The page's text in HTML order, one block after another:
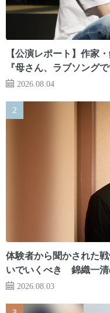
【公演レポート】作家
『母さん、ラブソングで
2026.08.04
体験者から聞かされた
いでいくべき 錦織一清
2026.08.03